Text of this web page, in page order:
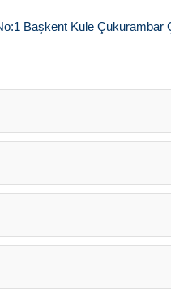
Başkent Kule Çukurambar